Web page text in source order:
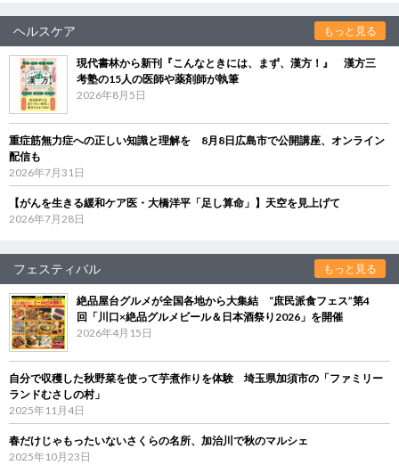
ヘルスケア もっと見る
現代書林から新刊『こんなときには、まず、漢方！』 漢方三
考塾の15人の医師や薬剤師が執筆
2026年8月5日
重症筋無力症への正しい知識と理解を 8月8日広島市で公開講座、オンライン
配信も
2026年7月31日
【がんを生きる緩和ケア医・大橋洋平「足し算命」】天空を見上げて
2026年7月28日
フェスティバル もっと見る
絶品屋台グルメが全国各地から大集結 “庶民派食フェス”第4
回「川口×絶品グルメビール＆日本酒祭り2026」を開催
2026年4月15日
自分で収穫した秋野菜を使って芋煮作りを体験 埼玉県加須市の「ファミリー
ランドむさしの村」
2025年11月4日
春だけじゃもったいないさくらの名所、加治川で秋のマルシェ
2025年10月23日